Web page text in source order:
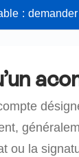
:
ou la